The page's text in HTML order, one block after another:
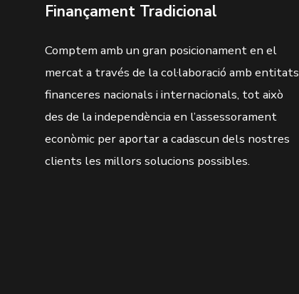
Finançament Tradicional
Comptem amb un gran posicionament en el
mercat a través de la col·laboració amb entitats
financeres nacionals i internacionals, tot això
des de la independència en l’assessorament
econòmic per aportar a cadascun dels nostres
clients les millors solucions possibles.